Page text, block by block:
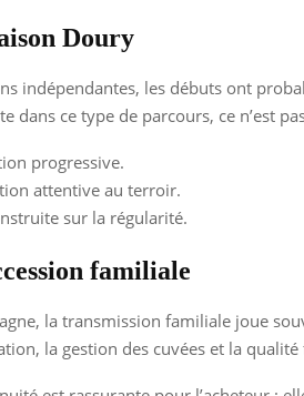
Doury
indépendantes, les débuts ont
dans ce type de parcours, ce n’est
progressive.
attentive au terroir.
sur la régularité.
familiale
la transmission familiale joue
la gestion des cuvées et la qualité